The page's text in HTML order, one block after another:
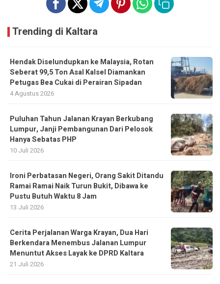
Trending di Kaltara
Hendak Diselundupkan ke Malaysia, Rotan
Seberat 99,5 Ton Asal Kalsel Diamankan
Petugas Bea Cukai di Perairan Sipadan
4 Agustus 2026
Puluhan Tahun Jalanan Krayan Berkubang
Lumpur, Janji Pembangunan Dari Pelosok
Hanya Sebatas PHP
10 Juli 2026
Ironi Perbatasan Negeri, Orang Sakit Ditandu
Ramai Ramai Naik Turun Bukit, Dibawa ke
Pustu Butuh Waktu 8 Jam
13 Juli 2026
Cerita Perjalanan Warga Krayan, Dua Hari
Berkendara Menembus Jalanan Lumpur
Menuntut Akses Layak ke DPRD Kaltara
21 Juli 2026